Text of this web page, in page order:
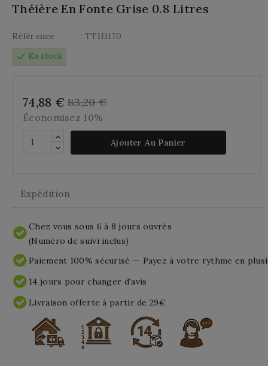
Théière En Fonte Grise 0.8 Litres
Référence
: TTH1170
check En stock
74,88 € 83,20 €
Économisez 10%
Ajouter Au Panier
Expédition
Chez vous sous 6 à 8 jours ouvrés
(Numéro de suivi inclus)
Paiement 100% sécurisé — Payez à votre rythme en
14 jours pour changer d'avis
Livraison offerte à partir de 29€